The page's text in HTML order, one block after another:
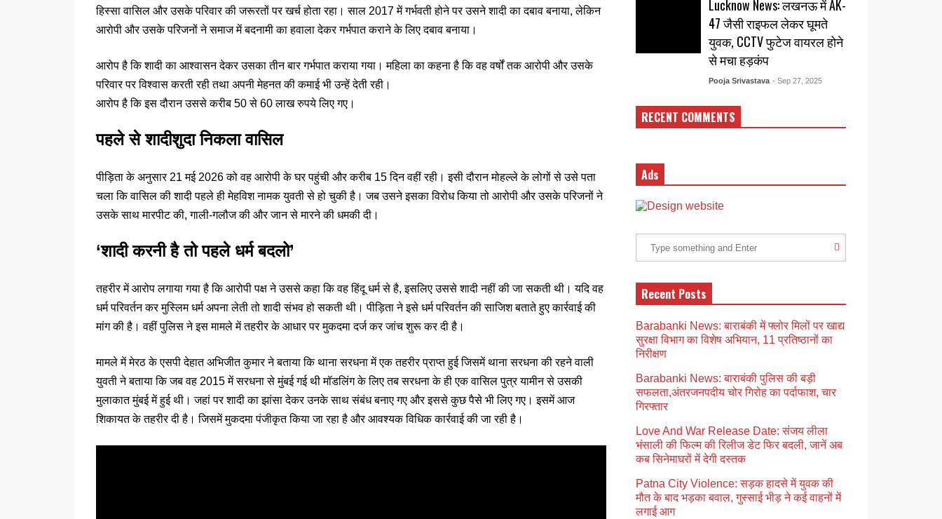
हिस्सा वासिल और उसके परिवार की जरूरतों पर खर्च होता रहा। साल 2017 में गर्भवती होने पर उसने शादी का दबाव बनाया, लेकिन
आरोपी और उसके परिजनों ने समाज में बदनामी का हवाला देकर गर्भपात कराने के लिए दबाव बनाया।
आरोप है कि शादी का आश्वासन देकर उसका तीन बार गर्भपात कराया गया। महिला का कहना है कि वह वर्षों तक आरोपी और उसके
परिवार पर विश्वास करती रही तथा अपनी मेहनत की कमाई भी उन्हें देती रही।
आरोप है कि इस दौरान उससे करीब 50 से 60 लाख रुपये लिए गए।
पहले से शादीशुदा निकला वासिल
पीड़िता के अनुसार 21 मई 2026 को वह आरोपी के घर पहुंची और करीब 15 दिन वहीं रही। इसी दौरान मोहल्ले के लोगों से उसे पता
चला कि वासिल की शादी पहले ही मेहविश नामक युवती से हो चुकी है। जब उसने इसका विरोध किया तो आरोपी और उसके परिजनों ने
उसके साथ मारपीट की, गाली-गलौज की और जान से मारने की धमकी दी।
‘शादी करनी है तो पहले धर्म बदलो’
तहरीर में आरोप लगाया गया है कि आरोपी पक्ष ने उससे कहा कि वह हिंदू धर्म से है, इसलिए उससे शादी नहीं की जा सकती थी। यदि वह
धर्म परिवर्तन कर मुस्लिम धर्म अपना लेती तो शादी संभव हो सकती थी। पीड़िता ने इसे धर्म परिवर्तन की साजिश बताते हुए कार्रवाई की
मांग की है। वहीं पुलिस ने इस मामले में तहरीर के आधार पर मुकदमा दर्ज कर जांच शुरू कर दी है।
मामले में मेरठ के एसपी देहात अभिजीत कुमार ने बताया कि थाना सरधना में एक तहरीर प्राप्त हुई जिसमें थाना सरधना की रहने वाली
युवती ने बताया कि जब वह 2015 में सरधना से मुंबई गई थी मॉडलिंग के लिए तब सरधना के ही एक वासिल पुत्र यामीन से उसकी
मुलाकात मुंबई में हुई थी। जहां पर शादी का झांसा देकर उनके साथ संबंध बनाए गए और इससे कुछ पैसे भी लिए गए। इसमें आज
शिकायत के तहरीर दी है। जिसमें मुकदमा पंजीकृत किया जा रहा है और आवश्यक विधिक कार्रवाई की जा रही है।
Lucknow News: लखनऊ में AK-
47 जैसी राइफल लेकर घूमते
युवक, CCTV फुटेज वायरल होने
से मचा हड़कंप
Pooja Srivastava - Sep 27, 2025
RECENT COMMENTS
Ads
Recent Posts
Barabanki News: बाराबंकी में फ्लोर मिलों पर खाद्य
सुरक्षा विभाग का विशेष अभियान, 11 प्रतिष्ठानों का
निरीक्षण
Barabanki News: बाराबंकी पुलिस की बड़ी
सफलता,अंतरजनपदीय चोर गिरोह का पर्दाफाश, चार
गिरफ्तार
Love And War Release Date: संजय लीला
भंसाली की फिल्म की रिलीज डेट फिर बदली, जानें अब
कब सिनेमाघरों में देगी दस्तक
Patna City Violence: सड़क हादसे में युवक की
मौत के बाद भड़का बवाल, गुस्साई भीड़ ने कई वाहनों में
लगाई आग